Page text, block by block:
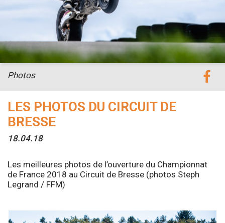
LES PHOTOS DU CIRCUIT DE
BRESSE
18.04.18
Photos
Les meilleures photos de l’ouverture du Championnat
de France 2018 au Circuit de Bresse (photos Steph
Legrand / FFM)